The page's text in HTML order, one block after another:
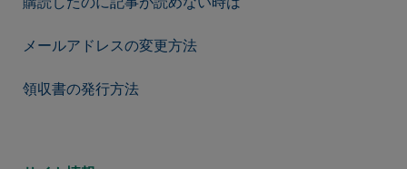
メールアドレスの変更方法
領収書の発行方法